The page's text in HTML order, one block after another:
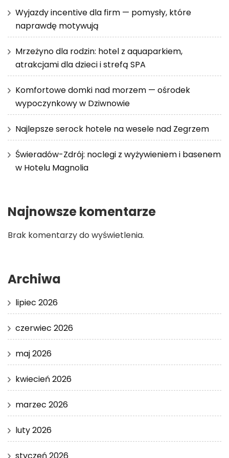
Wyjazdy incentive dla firm — pomysły, które
naprawdę motywują
Mrzeżyno dla rodzin: hotel z aquaparkiem,
atrakcjami dla dzieci i strefą SPA
Komfortowe domki nad morzem — ośrodek
wypoczynkowy w Dziwnowie
Najlepsze serock hotele na wesele nad Zegrzem
Świeradów-Zdrój: noclegi z wyżywieniem i basenem
w Hotelu Magnolia
Najnowsze komentarze
Brak komentarzy do wyświetlenia.
Archiwa
lipiec 2026
czerwiec 2026
maj 2026
kwiecień 2026
marzec 2026
luty 2026